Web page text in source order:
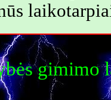
gimimo